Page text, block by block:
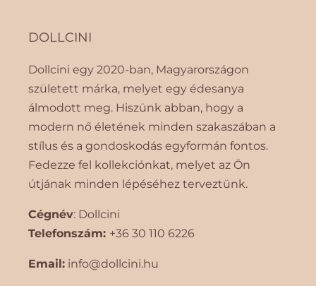
DOLLCINI
Dollcini egy 2020-ban, Magyarországon
született márka, melyet egy édesanya
álmodott meg. Hiszünk abban, hogy a
modern nő életének minden szakaszában a
stílus és a gondoskodás egyformán fontos.
Fedezze fel kollekciónkat, melyet az Ön
útjának minden lépéséhez terveztünk.
Cégnév: Dollcini
Telefonszám: +36 30 110 6226
Email: info@dollcini.hu